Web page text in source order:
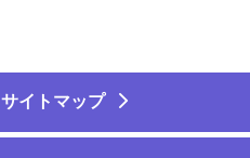
サイトマップ